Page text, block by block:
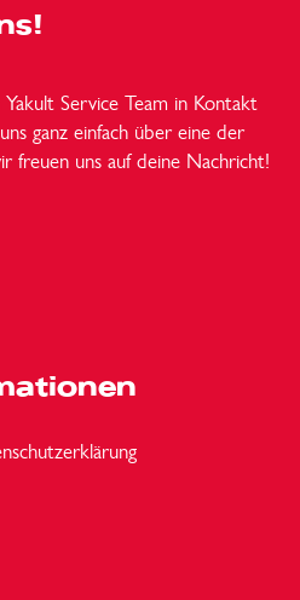
Service Team in Kontakt
ganz einfach über eine der
freuen uns auf deine Nachricht!